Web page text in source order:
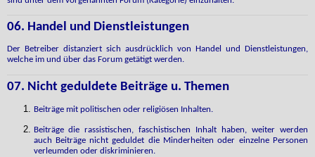
06. Handel und Dienstleistungen
Der Betreiber distanziert sich ausdrücklich von Handel und Dienstleistungen,
welche im und über das Forum getätigt werden.
07. Nicht geduldete Beiträge u. Themen
Beiträge mit politischen oder religiösen Inhalten.
Beiträge die rassistischen, faschistischen Inhalt haben, weiter werden
auch Beiträge nicht geduldet die Minderheiten oder einzelne Personen
verleumden oder diskriminieren.